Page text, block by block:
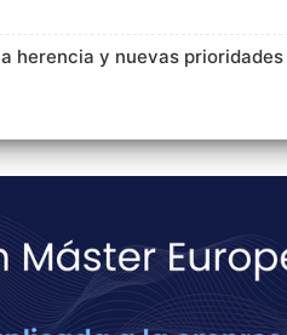
herencia y nuevas prioridades